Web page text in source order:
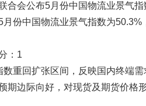
合会公布5月份中国物流业景气
份中国物流业景气指数为50.3%
：1
数重回扩张区间，反映国内终端
期边际向好，对现货及期货价格